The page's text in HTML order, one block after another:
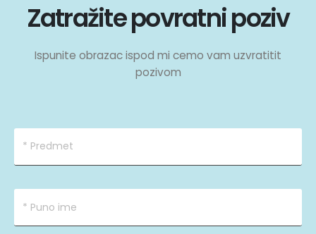
Zatražite povratni poziv
Ispunite obrazac ispod mi cemo vam uzvratitit
pozivom